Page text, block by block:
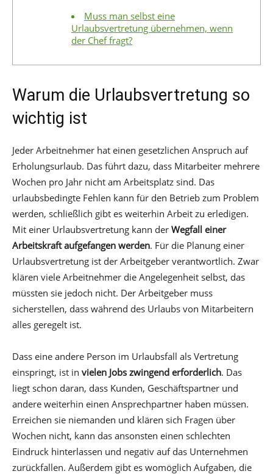
Muss man selbst eine
Urlaubsvertretung übernehmen, wenn
der Chef fragt?
Warum die Urlaubsvertretung so
wichtig ist
Jeder Arbeitnehmer hat einen gesetzlichen Anspruch auf
Erholungsurlaub. Das führt dazu, dass Mitarbeiter mehrere
Wochen pro Jahr nicht am Arbeitsplatz sind. Das
urlaubsbedingte Fehlen kann für den Betrieb zum Problem
werden, schließlich gibt es weiterhin Arbeit zu erledigen.
Mit einer Urlaubsvertretung kann der Wegfall einer
Arbeitskraft aufgefangen werden. Für die Planung einer
Urlaubsvertretung ist der Arbeitgeber verantwortlich. Zwar
klären viele Arbeitnehmer die Angelegenheit selbst, das
müssten sie jedoch nicht. Der Arbeitgeber muss
sicherstellen, dass während des Urlaubs von Mitarbeitern
alles geregelt ist.
Dass eine andere Person im Urlaubsfall als Vertretung
einspringt, ist in vielen Jobs zwingend erforderlich. Das
liegt schon daran, dass Kunden, Geschäftspartner und
andere weiterhin einen Ansprechpartner haben müssen.
Erreichen sie niemanden und klären sich Fragen über
Wochen nicht, kann das ansonsten einen schlechten
Eindruck hinterlassen und negativ auf das Unternehmen
zurückfallen. Außerdem gibt es womöglich Aufgaben, die